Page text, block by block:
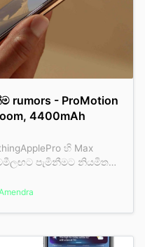
rumors - ProMotion
4400mAh
හි Max
පැමිනීමට නියමිත
* ProMotion display